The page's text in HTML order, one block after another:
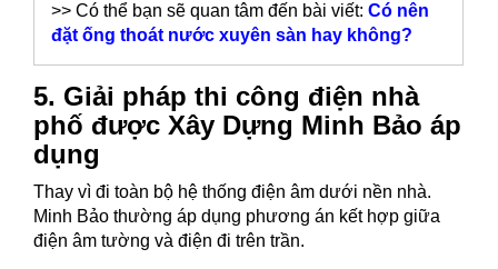
>> Có thể bạn sẽ quan tâm đến bài viết: Có nên
đặt ống thoát nước xuyên sàn hay không?
5. Giải pháp thi công điện nhà
phố được Xây Dựng Minh Bảo áp
dụng
Thay vì đi toàn bộ hệ thống điện âm dưới nền nhà.
Minh Bảo thường áp dụng phương án kết hợp giữa
điện âm tường và điện đi trên trần.